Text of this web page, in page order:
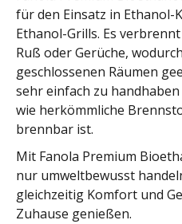
für den Einsatz in Ethanol-
Ethanol-Grills. Es
Ruß oder Gerüche,
geschlossenen Räumen
sehr einfach zu
wie herkömmliche
brennbar ist.
Mit Fanola Premium
nur umweltbewusst
gleichzeitig Komfort und
Zuhause genießen.